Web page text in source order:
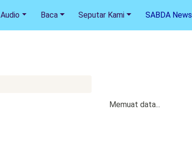
Audio Baca Seputar Kami SABDA News
Memuat data...